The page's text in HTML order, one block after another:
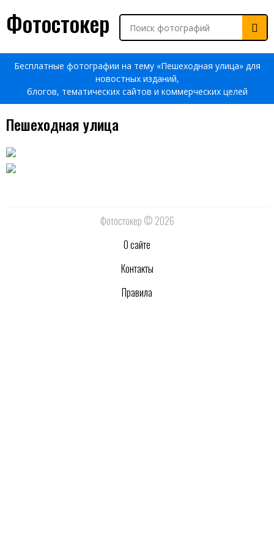
Фотостокер
Бесплатные фотографии на тему «Пешеходная улица» для
новостных изданий,
блогов, тематических сайтов и коммерческих целей
Пешеходная улица
Фотостокер © 2026
О сайте
Контакты
Правила